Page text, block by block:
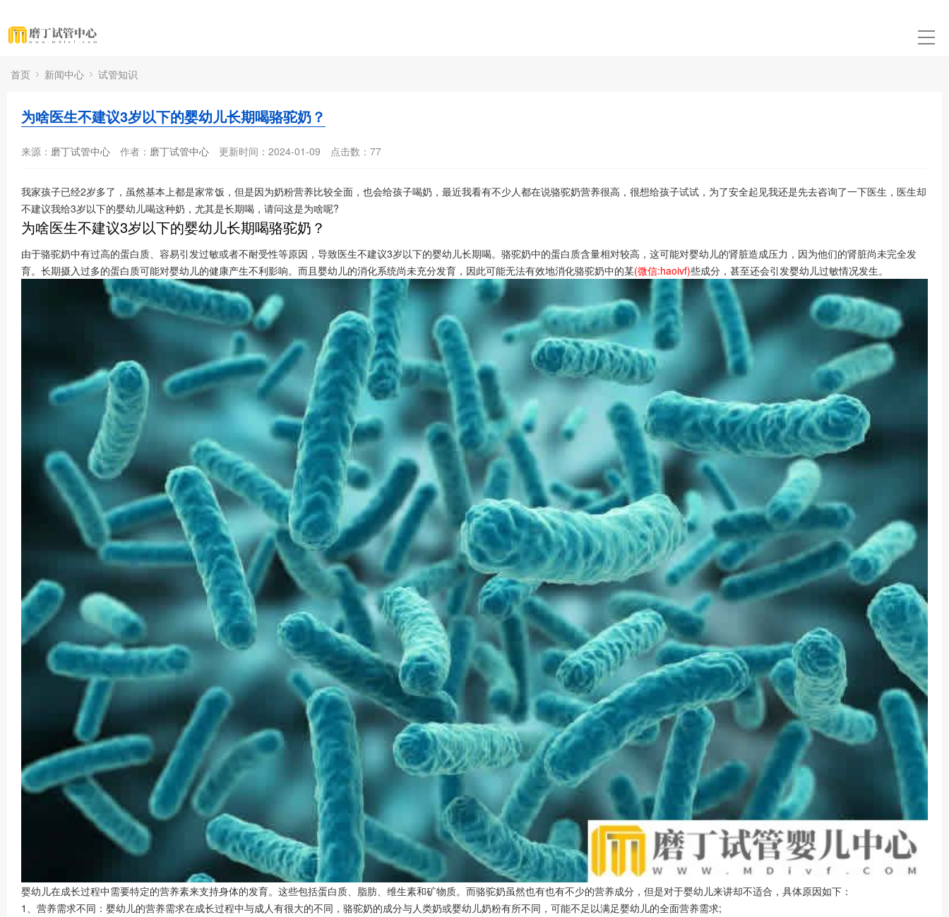
首页 新闻中心 试管知识
为啥医生不建议3岁以下的婴幼儿长期喝骆驼奶？
来源： 磨丁试管中心 作者： 磨丁试管中心 更新时间：2024-01-09 点击数： 77
我家孩子已经2岁多了，虽然基本上都是家常饭，但是因为奶粉营养比较全面，也会给孩子喝奶，最近我看有不少人都在说骆驼奶营养很高，很想给孩子试试，为了安全起见我还是先去咨询了一下医生，医生却
不建议我给3岁以下的婴幼儿喝这种奶，尤其是长期喝，请问这是为啥呢?
为啥医生不建议3岁以下的婴幼儿长期喝骆驼奶？
由于骆驼奶中有过高的蛋白质、容易引发过敏或者不耐受性等原因，导致医生不建议3岁以下的婴幼儿长期喝。骆驼奶中的蛋白质含量相对较高，这可能对婴幼儿的肾脏造成压力，因为他们的肾脏尚未完全发
育。长期摄入过多的蛋白质可能对婴幼儿的健康产生不利影响。而且婴幼儿的消化系统尚未充分发育，因此可能无法有效地消化骆驼奶中的某(微信:haoivf)些成分，甚至还会引发婴幼儿过敏情况发生。
婴幼儿在成长过程中需要特定的营养素来支持身体的发育。这些包括蛋白质、脂肪、维生素和矿物质。而骆驼奶虽然也有也有不少的营养成分，但是对于婴幼儿来讲却不适合，具体原因如下：
1、营养需求不同：婴幼儿的营养需求在成长过程中与成人有很大的不同，骆驼奶的成分与人类奶或婴幼儿奶粉有所不同，可能不足以满足婴幼儿的全面营养需求;